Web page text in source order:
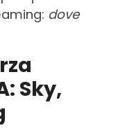
dove
Sky,